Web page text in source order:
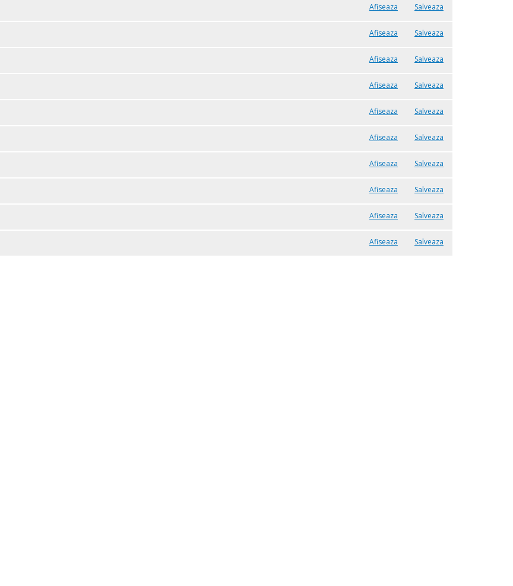
Afiseaza Salveaza
Afiseaza Salveaza
Afiseaza Salveaza
Afiseaza Salveaza
Afiseaza Salveaza
Afiseaza Salveaza
Afiseaza Salveaza
Afiseaza Salveaza
Afiseaza Salveaza
Afiseaza Salveaza